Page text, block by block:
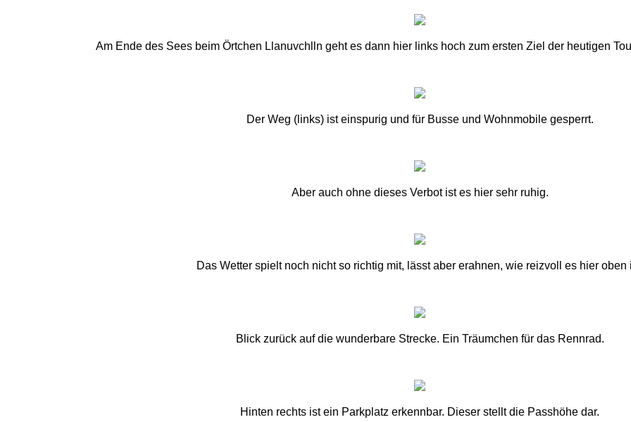
Am Ende des Sees beim Örtchen Llanuvchlln geht es dann hier links hoch zum ersten Ziel der heutigen
Der Weg (links) ist einspurig und für Busse und Wohnmobile gesperrt.
Aber auch ohne dieses Verbot ist es hier sehr ruhig.
Das Wetter spielt noch nicht so richtig mit, lässt aber erahnen, wie reizvoll es hier oben
Blick zurück auf die wunderbare Strecke. Ein Träumchen für das Rennrad.
Hinten rechts ist ein Parkplatz erkennbar. Dieser stellt die Passhöhe dar.